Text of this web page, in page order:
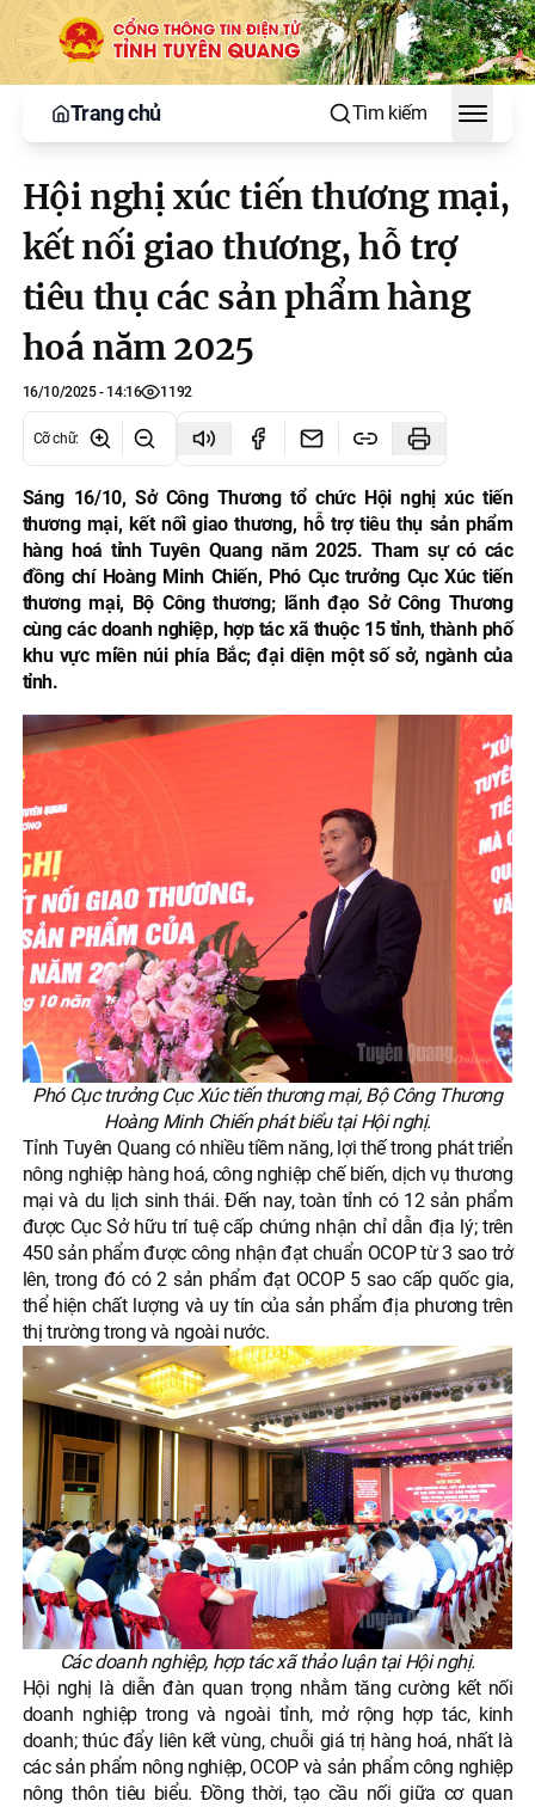
Trang chủ Tìm kiếm
Toggle
Hội nghị xúc tiến thương mại,
kết nối giao thương, hỗ trợ
tiêu thụ các sản phẩm hàng
hoá năm 2025
16/10/2025 - 14:16 1192
Cỡ chữ:
Sáng 16/10, Sở Công Thương tổ chức Hội nghị xúc tiến
thương mại, kết nối giao thương, hỗ trợ tiêu thụ sản phẩm
hàng hoá tỉnh Tuyên Quang năm 2025. Tham sự có các
đồng chí Hoàng Minh Chiến, Phó Cục trưởng Cục Xúc tiến
thương mại, Bộ Công thương; lãnh đạo Sở Công Thương
cùng các doanh nghiệp, hợp tác xã thuộc 15 tỉnh, thành phố
khu vực miền núi phía Bắc; đại diện một số sở, ngành của
tỉnh.
Phó Cục trưởng Cục Xúc tiến thương mại, Bộ Công Thương
Hoàng Minh Chiến phát biểu tại Hội nghị.
Tỉnh Tuyên Quang có nhiều tiềm năng, lợi thế trong phát triển
nông nghiệp hàng hoá, công nghiệp chế biến, dịch vụ thương
mại và du lịch sinh thái. Đến nay, toàn tỉnh có 12 sản phẩm
được Cục Sở hữu trí tuệ cấp chứng nhận chỉ dẫn địa lý; trên
450 sản phẩm được công nhận đạt chuẩn OCOP từ 3 sao trở
lên, trong đó có 2 sản phẩm đạt OCOP 5 sao cấp quốc gia,
thể hiện chất lượng và uy tín của sản phẩm địa phương trên
thị trường trong và ngoài nước.
Các doanh nghiệp, hợp tác xã thảo luận tại Hội nghị.
Hội nghị là diễn đàn quan trọng nhằm tăng cường kết nối
doanh nghiệp trong và ngoài tỉnh, mở rộng hợp tác, kinh
doanh; thúc đẩy liên kết vùng, chuỗi giá trị hàng hoá, nhất là
các sản phẩm nông nghiệp, OCOP và sản phẩm công nghiệp
nông thôn tiêu biểu. Đồng thời, tạo cầu nối giữa cơ quan